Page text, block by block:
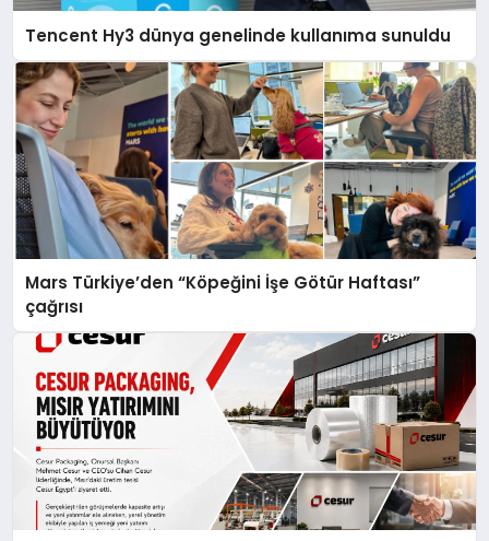
Tencent Hy3 dünya genelinde kullanıma sunuldu
Mars Türkiye’den “Köpeğini İşe Götür Haftası”
çağrısı